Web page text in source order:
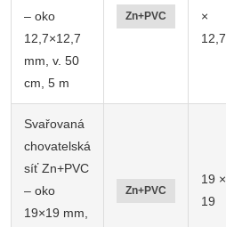
– oko
12,7×12,7
mm, v. 50
cm, 5 m
Zn+PVC
×
12,7
Svařovaná
chovatelská
síť Zn+PVC
– oko
19×19 mm,
Zn+PVC
19 ×
19